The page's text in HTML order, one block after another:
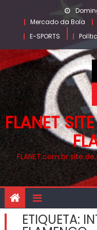
content
Mercado da Bola
E-SPORTS
FLANET
FLANET.com.br site
ETIQUETA: